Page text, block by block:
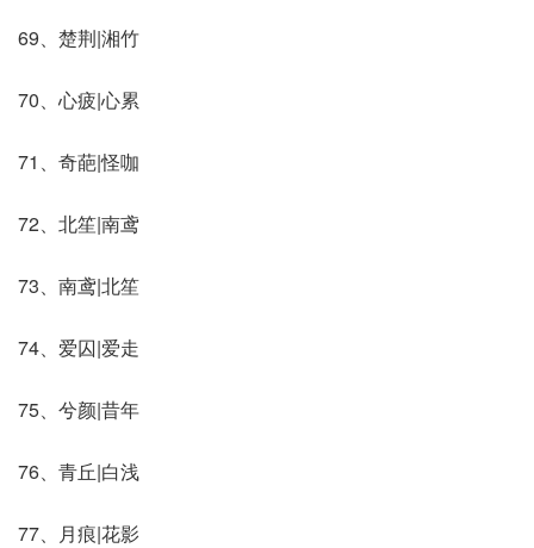
69、楚荆|湘竹
70、心疲|心累
71、奇葩|怪咖
72、北笙|南鸢
73、南鸢|北笙
74、爱囚|爱走
75、兮颜|昔年
76、青丘|白浅
77、月痕|花影